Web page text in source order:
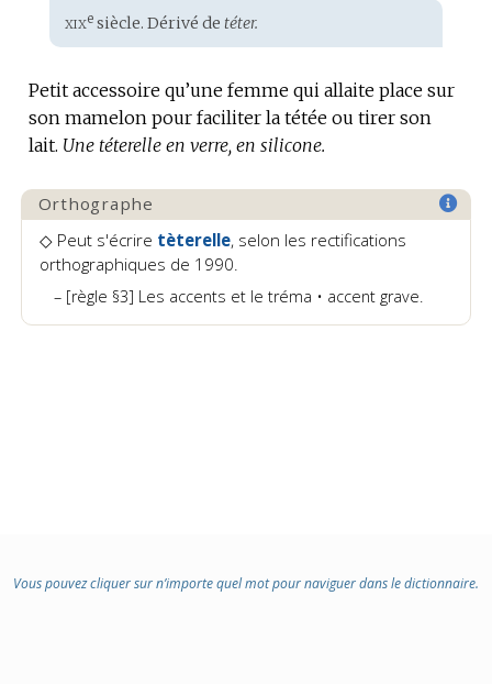
Étymologie
:
xixesiècle. Dérivé de téter.
Petit accessoire qu’une femme qui allaite place sur
son mamelon pour faciliter la tétée ou tirer son
lait. Une téterelle en verre, en silicone.
Orthographe
◇ Peut s'écrire tèterelle, selon les rectifications
orthographiques de 1990.
[règle §3] Les accents et le tréma • accent grave.
Vous pouvez cliquer sur n’importe quel mot pour naviguer dans le dictionnaire.